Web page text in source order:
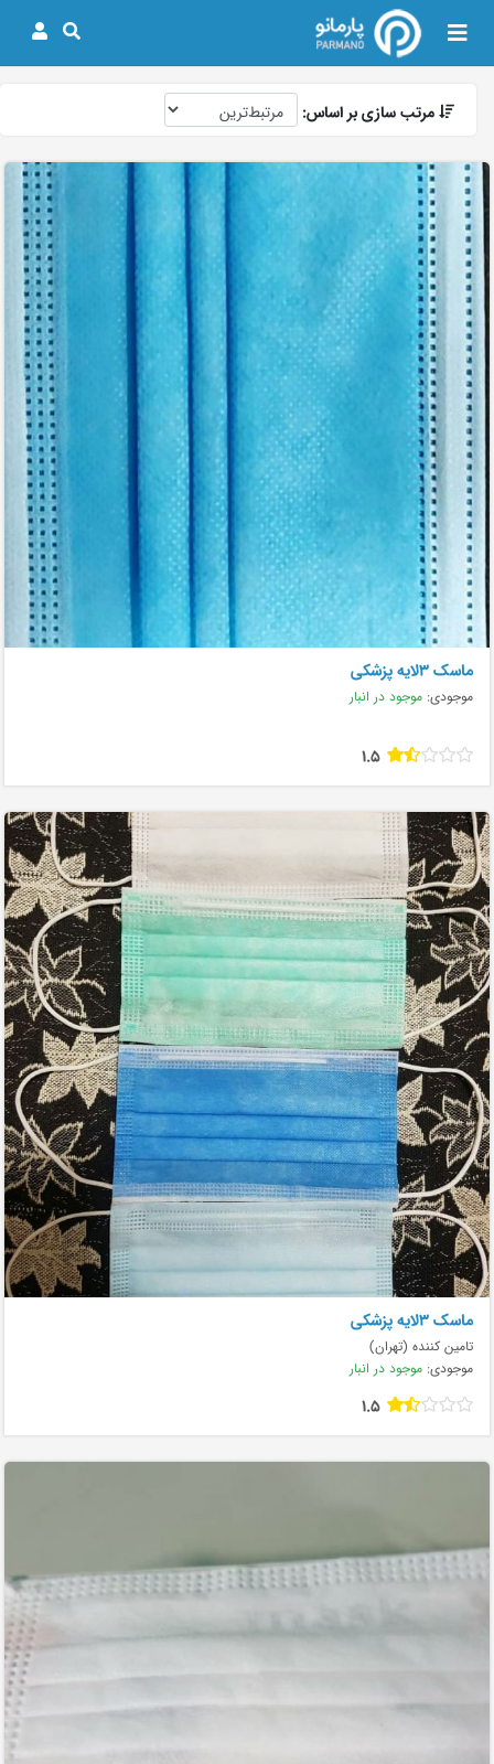
مرتب سازی بر اساس:
ماسک ۳لایه پزشکی
موجودی: موجود در انبار
1.5
ماسک ۳لایه پزشکی
تامین کننده (تهران)
موجودی: موجود در انبار
1.5